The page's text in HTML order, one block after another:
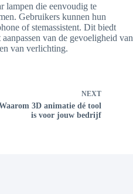
lampen die eenvoudig te
Gebruikers kunnen hun
of stemassistent. Dit biedt
van de gevoeligheid van
van verlichting.
NEXT
3D animatie dé tool
is voor jouw bedrijf